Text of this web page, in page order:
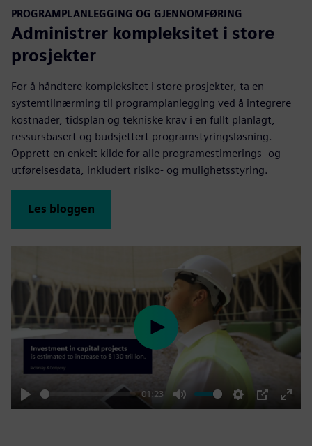
PROGRAMPLANLEGGING OG GJENNOMFØRING
Administrer kompleksitet i store
prosjekter
For å håndtere kompleksitet i store prosjekter, ta en
systemtilnærming til programplanlegging ved å integrere
kostnader, tidsplan og tekniske krav i en fullt planlagt,
ressursbasert og budsjettert programstyringsløsning.
Opprett en enkelt kilde for alle programestimerings- og
utførelsesdata, inkludert risiko- og mulighetsstyring.
Les bloggen
Play
01:23
Mute Settings
PIP
Enter
Play